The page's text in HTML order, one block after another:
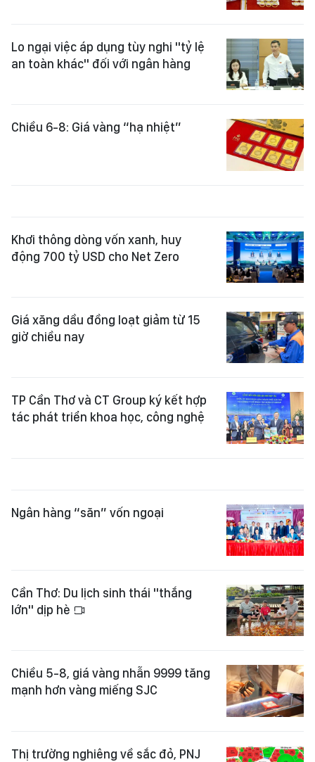
Lo ngại việc áp dụng tùy nghi "tỷ lệ
an toàn khác" đối với ngân hàng
Chiều 6-8: Giá vàng “hạ nhiệt”
Khơi thông dòng vốn xanh, huy
động 700 tỷ USD cho Net Zero
Giá xăng dầu đồng loạt giảm từ 15
giờ chiều nay
TP Cần Thơ và CT Group ký kết hợp
tác phát triển khoa học, công nghệ
Ngân hàng “săn” vốn ngoại
Cần Thơ: Du lịch sinh thái "thắng
lớn" dịp hè
Chiều 5-8, giá vàng nhẫn 9999 tăng
mạnh hơn vàng miếng SJC
Thị trường nghiêng về sắc đỏ, PNJ